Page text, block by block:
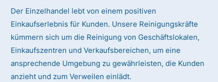
Der Einzelhandel lebt von einem positiven
Einkaufserlebnis für Kunden. Unsere Reinigungskräfte
kümmern sich um die Reinigung von Geschäftslokalen,
Einkaufszentren und Verkaufsbereichen, um eine
ansprechende Umgebung zu gewährleisten, die Kunden
anzieht und zum Verweilen einlädt.